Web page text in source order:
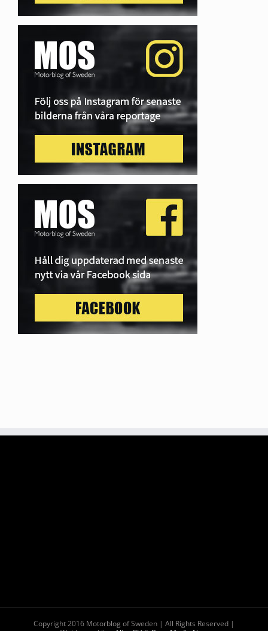
Copyright 2016 Motorblog of Sweden | All Rights Reserved |